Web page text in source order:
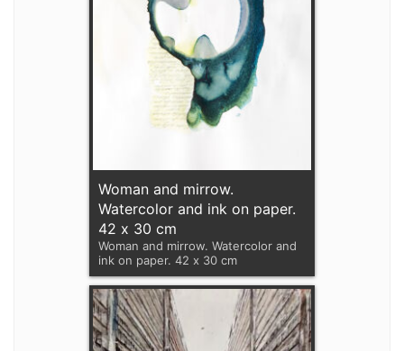
Woman and mirrow.
Watercolor and ink on paper.
42 x 30 cm
Woman and mirrow. Watercolor and
ink on paper. 42 x 30 cm